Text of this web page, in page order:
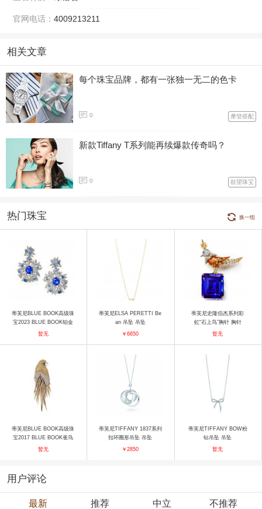
官网电话： 4009213211
相关文章
每个珠宝品牌，都有一张独一无二的色卡
0 摩登搭配
新款Tiffany T系列能再续爆款传奇吗？
0 欲望珠宝
热门珠宝 换一组
蒂芙尼BLUE BOOK高级珠
宝2023 BLUE BOOK铂金
及18K黄金镶嵌未经优化处
暂无
蒂芙尼ELSA PERETTI Be
an 吊坠 吊坠
￥6650
蒂芙尼史隆伯杰系列彩
虹“石上鸟”胸针 胸针
暂无
蒂芙尼BLUE BOOK高级珠
宝2017 BLUE BOOK雀鸟
胸针 胸针
暂无
蒂芙尼TIFFANY 1837系列
扣环圈形吊坠 吊坠
￥2850
蒂芙尼TIFFANY BOW粉
钻吊坠 吊坠
暂无
用户评论
最新 推荐 中立 不推荐